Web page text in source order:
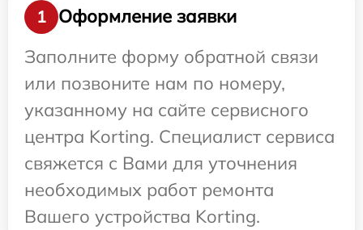
1
Оформление заявки
Заполните форму обратной связи
или позвоните нам по номеру,
указанному на сайте сервисного
центра Korting. Специалист сервиса
свяжется с Вами для уточнения
необходимых работ ремонта
Вашего устройства Korting.